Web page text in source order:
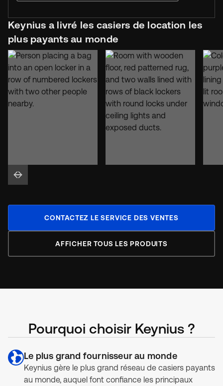
Keynius a livré les casiers de location les
plus payants au monde
CONTACTEZ LE SERVICE DES VENTES
AFFICHER TOUS LES PRODUITS
Pourquoi choisir Keynius ?
Le plus grand fournisseur au monde
Keynius gère le plus grand réseau de casiers payants
au monde, auquel font confiance les principaux